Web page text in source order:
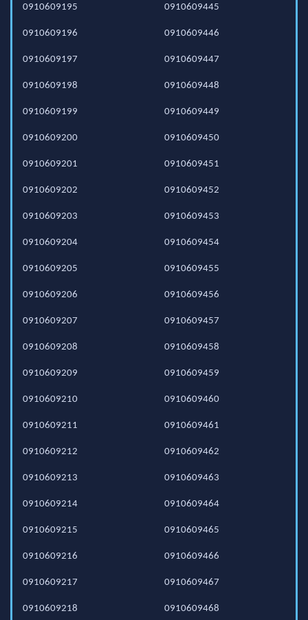
0910609195
0910609196
0910609197
0910609198
0910609199
0910609200
0910609201
0910609202
0910609203
0910609204
0910609205
0910609206
0910609207
0910609208
0910609209
0910609210
0910609211
0910609212
0910609213
0910609214
0910609215
0910609216
0910609217
0910609218
0910609445
0910609446
0910609447
0910609448
0910609449
0910609450
0910609451
0910609452
0910609453
0910609454
0910609455
0910609456
0910609457
0910609458
0910609459
0910609460
0910609461
0910609462
0910609463
0910609464
0910609465
0910609466
0910609467
0910609468